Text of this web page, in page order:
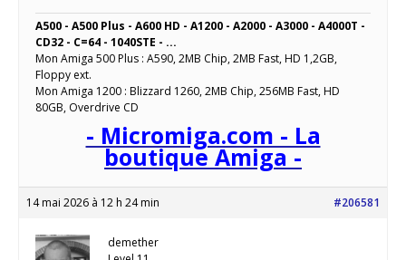
A500 - A500 Plus - A600 HD - A1200 - A2000 - A3000 - A4000T -
CD32 - C=64 - 1040STE - ...
Mon Amiga 500 Plus : A590, 2MB Chip, 2MB Fast, HD 1,2GB,
Floppy ext.
Mon Amiga 1200 : Blizzard 1260, 2MB Chip, 256MB Fast, HD
80GB, Overdrive CD
- Micromiga.com - La
boutique Amiga -
14 mai 2026 à 12 h 24 min #206581
demether